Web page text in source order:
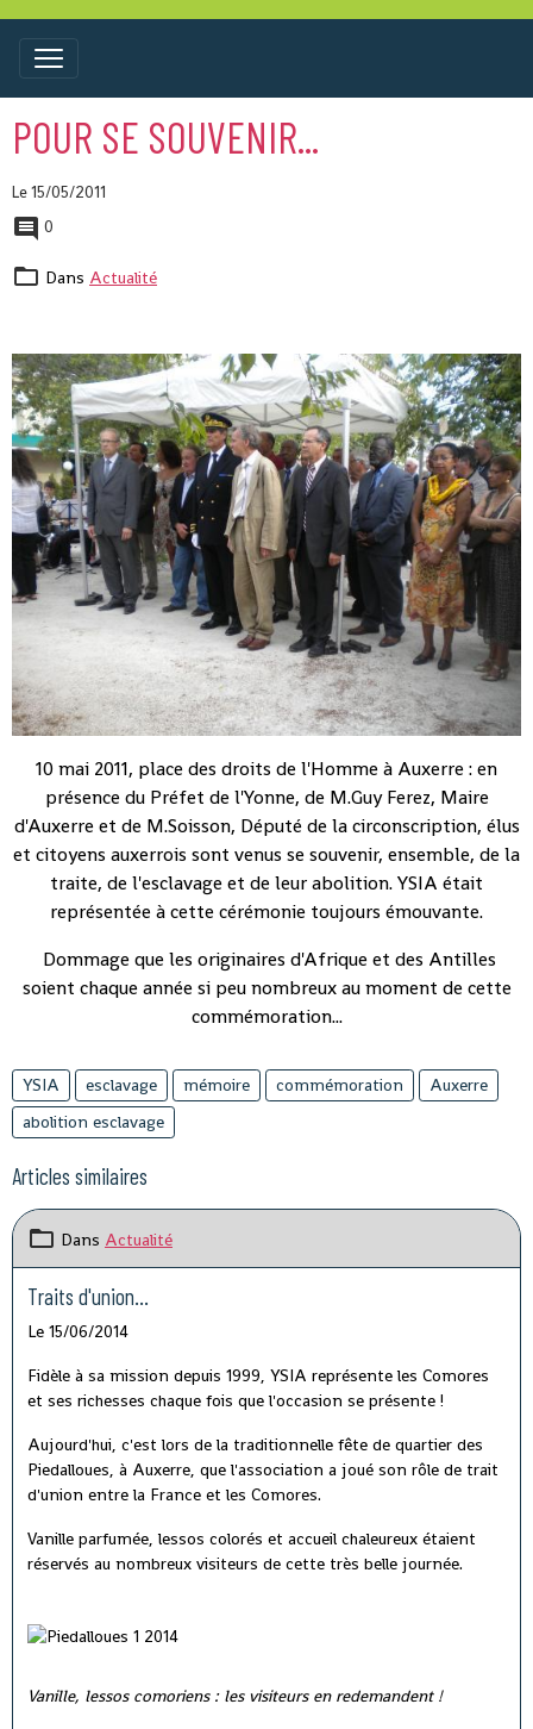
POUR SE SOUVENIR...
Le 15/05/2011
0
Dans Actualité
10 mai 2011, place des droits de l'Homme à Auxerre : en
présence du Préfet de l'Yonne, de M.Guy Ferez, Maire
d'Auxerre et de M.Soisson, Député de la circonscription, élus
et citoyens auxerrois sont venus se souvenir, ensemble, de la
traite, de l'esclavage et de leur abolition. YSIA était
représentée à cette cérémonie toujours émouvante.
Dommage que les originaires d'Afrique et des Antilles
soient chaque année si peu nombreux au moment de cette
commémoration...
YSIA esclavage mémoire commémoration
Auxerre
abolition esclavage
Articles similaires
Dans Actualité
Traits d'union...
Le 15/06/2014
Fidèle à sa mission depuis 1999, YSIA représente les Comores
et ses richesses chaque fois que l'occasion se présente !
Aujourd'hui, c'est lors de la traditionnelle fête de quartier des
Piedalloues, à Auxerre, que l'association a joué son rôle de trait
d'union entre la France et les Comores.
Vanille parfumée, lessos colorés et accueil chaleureux étaient
réservés au nombreux visiteurs de cette très belle journée.
Vanille, lessos comoriens : les visiteurs en redemandent !